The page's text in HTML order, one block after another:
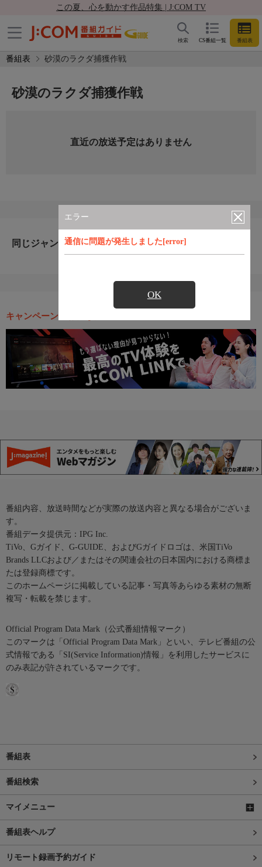
この夏、心を動かす作品特集 | J:COM TV
CS番組一覧 番組表
検索
番組表 砂漠のラクダ捕獲作戦
エラー
通信に問題が発生しました[error]
OK
砂漠のラクダ捕獲作戦
直近の放送予定はありません
同じジャンルのおすすめ番組
キャンペーン・お得な情報
番組内容、放送時間などが実際の放送内容と異なる場合がございま
す。
番組データ提供元：IPG Inc.
TiVo、Gガイド、G-GUIDE、およびGガイドロゴは、米国TiVo
Brands LLCおよび／またはその関連会社の日本国内における商標ま
たは登録商標です。
このホームページに掲載している記事・写真等あらゆる素材の無断
複写・転載を禁じます。
Official Program Data Mark（公式番組情報マーク）
このマークは「Official Program Data Mark」といい、テレビ番組の公
式情報である「SI(Service Information)情報」を利用したサービスに
のみ表記が許されているマークです。
番組表
番組検索
マイメニュー
番組表ヘルプ
リモート録画予約ガイド